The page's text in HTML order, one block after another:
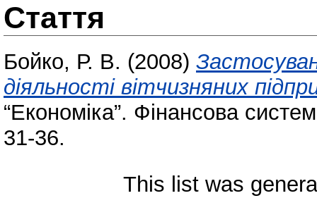
Стаття
Бойко, Р. В. (2008)
діяльності вітчизняних
“Економіка”. Фінансова
31-36.
This list was